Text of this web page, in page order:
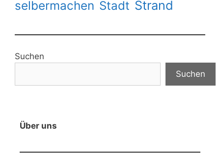
selbermachen Stadt Strand
Suchen
Suchen
Über uns